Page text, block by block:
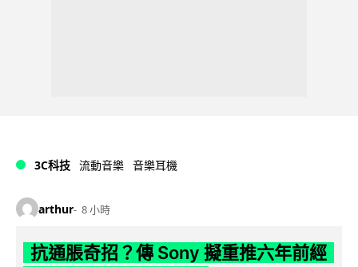
3C科技 流動音樂 音樂耳機
arthur 8 小時
抗通脹奇招？傳 Sony 擬重推六年前經